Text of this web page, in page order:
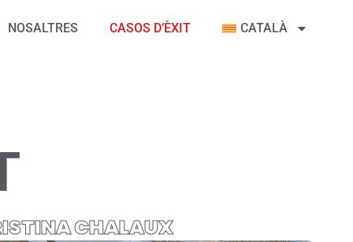
NOSALTRES CASOS D’ÈXIT CATALÀ
CHALAUX